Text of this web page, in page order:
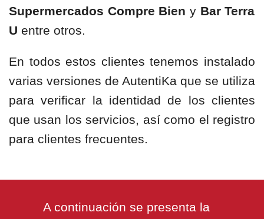
Supermercados Compre Bien y Bar Terra
U entre otros.
En todos estos clientes tenemos instalado
varias versiones de AutentiKa que se utiliza
para verificar la identidad de los clientes
que usan los servicios, así como el registro
para clientes frecuentes.
A continuación se presenta la